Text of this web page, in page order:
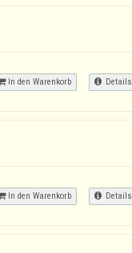
In den Warenkorb Details
In den Warenkorb Details